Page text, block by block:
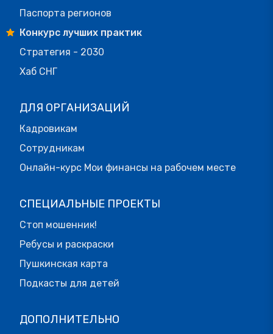
Паспорта регионов
Конкурс лучших практик
Стратегия - 2030
Хаб СНГ
ДЛЯ ОРГАНИЗАЦИЙ
Кадровикам
Сотрудникам
Онлайн-курс Мои финансы на рабочем месте
СПЕЦИАЛЬНЫЕ ПРОЕКТЫ
Стоп мошенник!
Ребусы и раскраски
Пушкинская карта
Подкасты для детей
ДОПОЛНИТЕЛЬНО